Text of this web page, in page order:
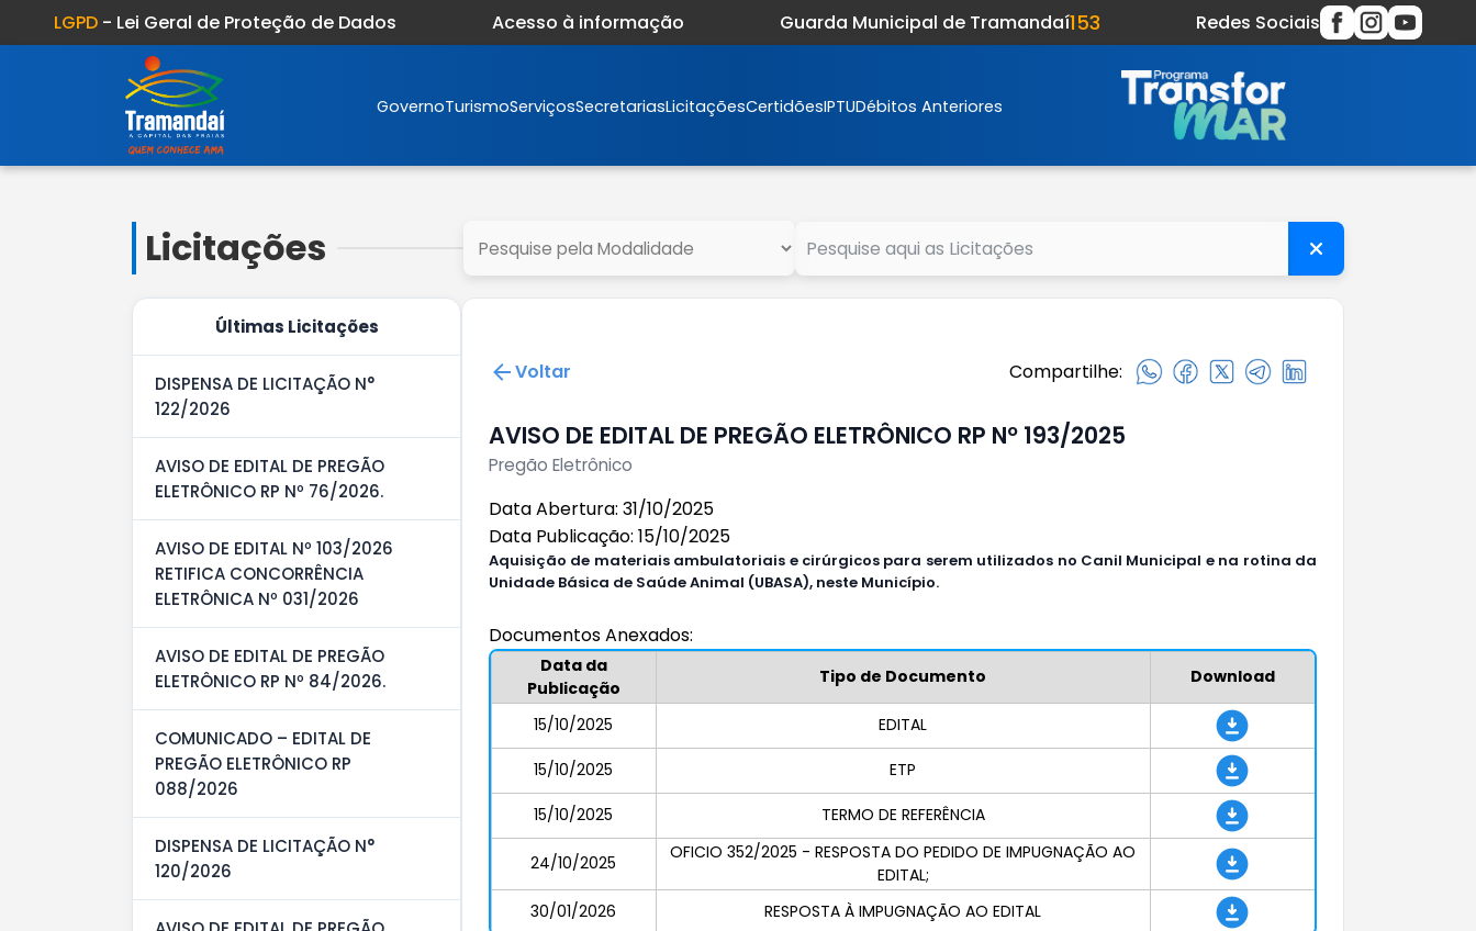
LGPD- Lei Geral de Proteção de Dados Acesso à informação Guarda Municipal de Tramandaí153 Redes Sociais
GovernoTurismoServiçosSecretariasLicitaçõesCertidõesIPTUDébitos Anteriores
Licitações
Últimas Licitações
DISPENSA DE LICITAÇÃO N°
122/2026
AVISO DE EDITAL DE PREGÃO
ELETRÔNICO RP Nº 76/2026.
AVISO DE EDITAL Nº 103/2026
RETIFICA CONCORRÊNCIA
ELETRÔNICA Nº 031/2026
AVISO DE EDITAL DE PREGÃO
ELETRÔNICO RP Nº 84/2026.
COMUNICADO – EDITAL DE
PREGÃO ELETRÔNICO RP
088/2026
DISPENSA DE LICITAÇÃO N°
120/2026
Voltar Compartilhe:
AVISO DE EDITAL DE PREGÃO ELETRÔNICO RP Nº 193/2025
Pregão Eletrônico
Data Abertura: 31/10/2025
Data Publicação: 15/10/2025
Aquisição de materiais ambulatoriais e cirúrgicos para serem utilizados no Canil Municipal e na rotina da
Unidade Básica de Saúde Animal (UBASA), neste Município.
Documentos Anexados:
Data da
Publicação
Tipo de Documento Download
15/10/2025 EDITAL
15/10/2025 ETP
15/10/2025 TERMO DE REFERÊNCIA
24/10/2025
OFICIO 352/2025 - RESPOSTA DO PEDIDO DE IMPUGNAÇÃO AO
EDITAL;
30/01/2026
RESPOSTA À IMPUGNAÇÃO AO EDITAL